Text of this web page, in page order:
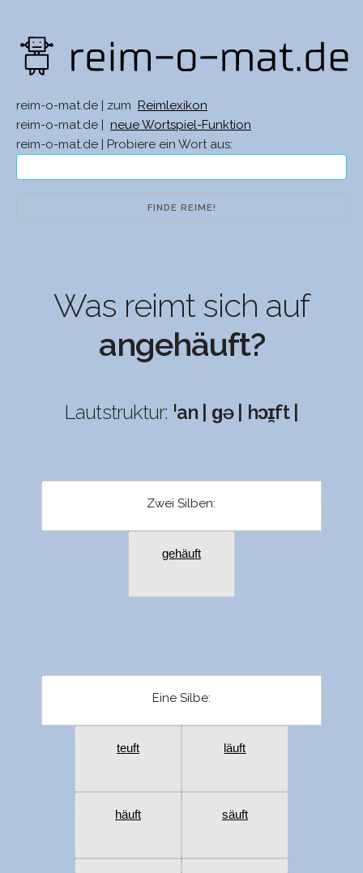
reim-o-mat.de | zum
Reimlexikon
reim-o-mat.de |
neue Wortspiel-Funktion
reim-o-mat.de | Probiere ein Wort aus:
Was reimt sich auf
angehäuft?
Lautstruktur: ˈan | ɡə | hɔɪ̯ft |
Zwei Silben:
gehäuft
Eine Silbe:
teuft läuft
häuft säuft